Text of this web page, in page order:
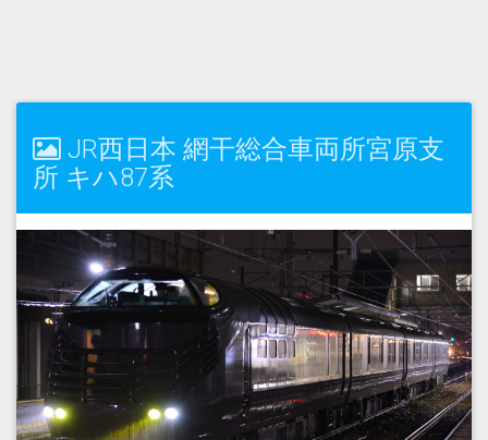
JR西日本 網干総合車両所宮原支
所 キハ87系